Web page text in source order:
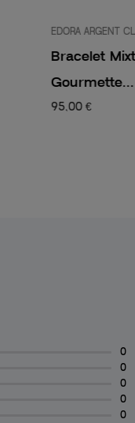
EDORA ARGENT
Bracelet
Gourmette...
95,00 €
0
0
0
0
0